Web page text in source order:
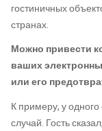
гостиничных
странах.
Можно привести
ваших
или его
К примеру, у
случай. Гость